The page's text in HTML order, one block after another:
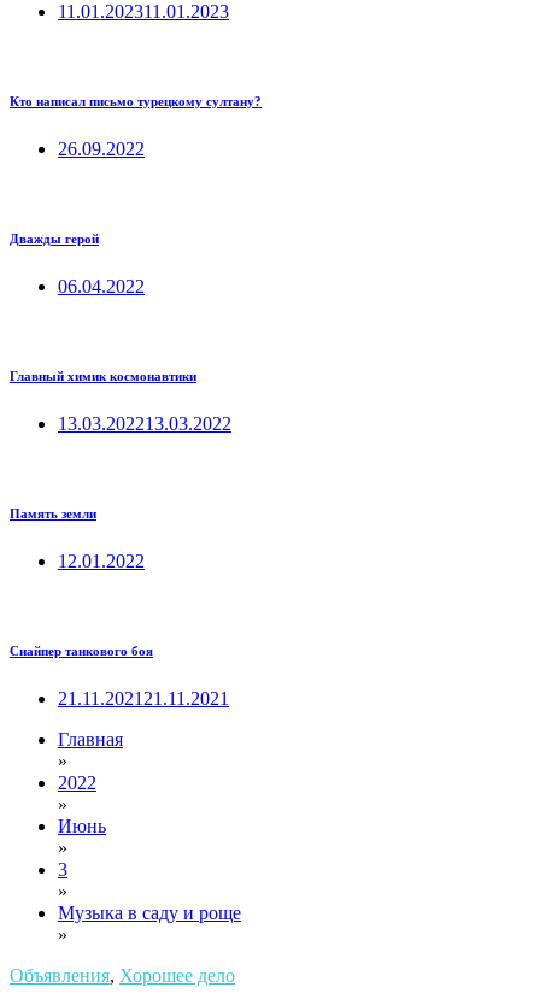
11.01.202311.01.2023
Кто написал письмо турецкому султану?
26.09.2022
Дважды герой
06.04.2022
Главный химик космонавтики
13.03.202213.03.2022
Память земли
12.01.2022
Снайпер танкового боя
21.11.2021 21.11.2021
Главная
»
2022
»
Июнь
»
3
»
Музыка в саду и роще
»
Объявления, Хорошее дело